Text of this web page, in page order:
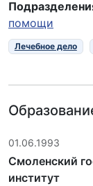
помощи
Лечебное дело
01.06.1993
Смоленский
институт